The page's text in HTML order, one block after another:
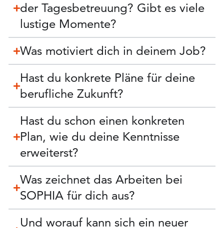
der Tagesbetreuung? Gibt es viele
lustige Momente?
Was motiviert dich in deinem Job?
Hast du konkrete Pläne für deine
berufliche Zukunft?
Hast du schon einen konkreten
Plan, wie du deine Kenntnisse
erweiterst?
Was zeichnet das Arbeiten bei
SOPHIA für dich aus?
Und worauf kann sich ein neuer